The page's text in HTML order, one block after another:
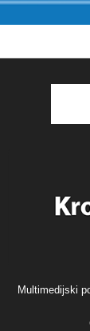
Multimedijski